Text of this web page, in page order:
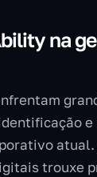
na
atual.
trouxe